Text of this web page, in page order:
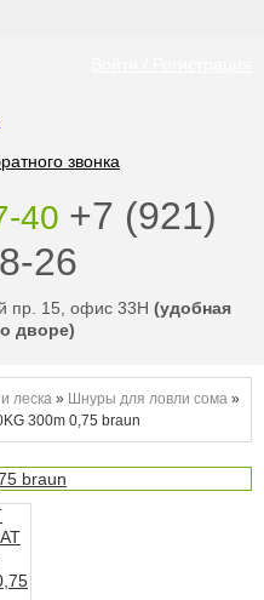
звонка
40 ‭+7 (921)
26
пр. 15, офис 33Н (удобная
дворе)
леска » Шнуры для ловли сома »
300m 0,75 braun